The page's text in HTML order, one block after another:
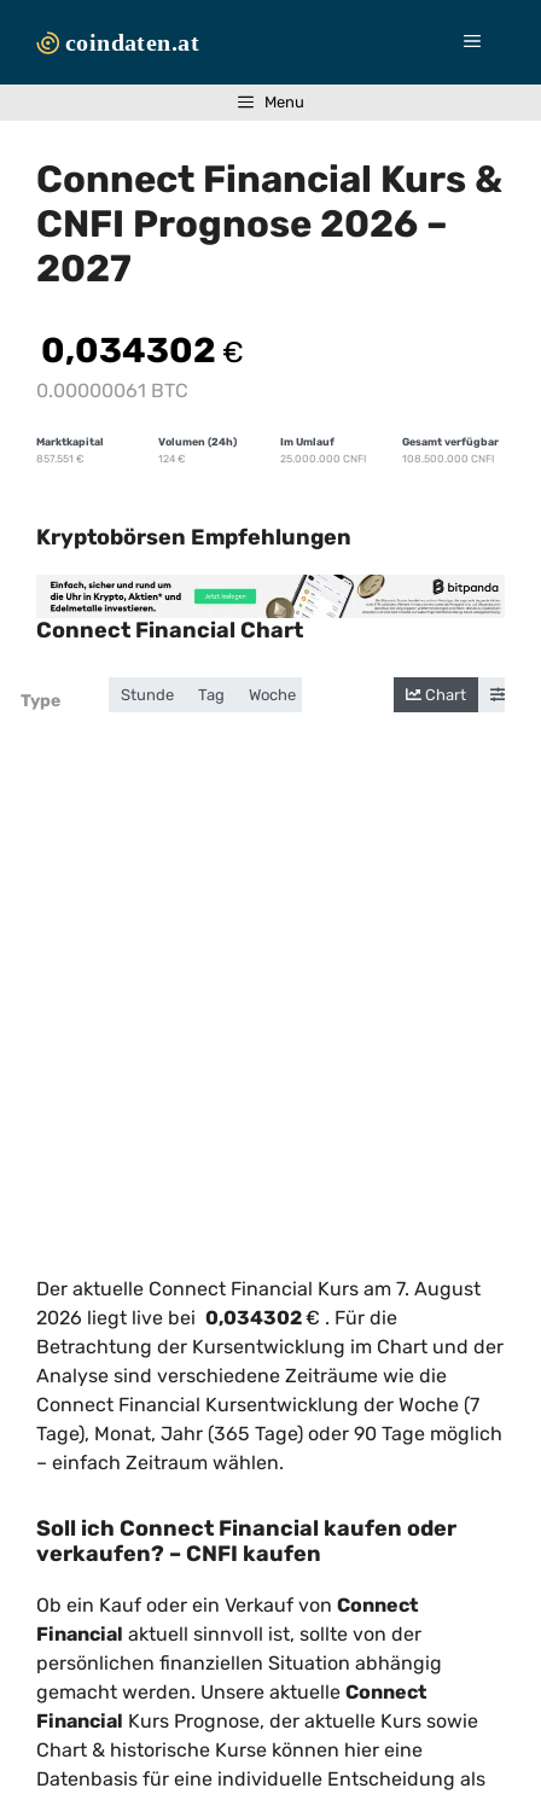
Inhalt
Menü
Menu
Connect Financial Kurs &
CNFI Prognose 2026 –
2027
0,034302 €
0.00000061 BTC
Marktkapital
857.551 €
Volumen (24h)
124 €
Im Umlauf
25.000.000 CNFI
Gesamt verfügbar
108.500.000 CNFI
Kryptobörsen Empfehlungen
Connect Financial Chart
Zoom Stunde Tag Woche Jahr Gesamt
Type Chart
Der aktuelle Connect Financial Kurs am 7. August
2026 liegt live bei 0,034302€ . Für die
Betrachtung der Kursentwicklung im Chart und der
Analyse sind verschiedene Zeiträume wie die
Connect Financial Kursentwicklung der Woche (7
Tage), Monat, Jahr (365 Tage) oder 90 Tage möglich
– einfach Zeitraum wählen.
Soll ich Connect Financial kaufen oder
verkaufen? – CNFI kaufen
Ob ein Kauf oder ein Verkauf von Connect
Financial aktuell sinnvoll ist, sollte von der
persönlichen finanziellen Situation abhängig
gemacht werden. Unsere aktuelle Connect
Financial Kurs Prognose, der aktuelle Kurs sowie
Chart & historische Kurse können hier eine
Datenbasis für eine individuelle Entscheidung als